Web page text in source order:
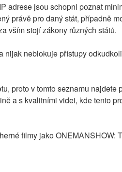
adrese jsou schopni poznat
právě pro daný stát, případně
vším stojí zákony různých států.
neblokuje přístupy
proto v tomto seznamu najdete
a s kvalitními videi, kde tento
filmy jako ONEMANSHOW: